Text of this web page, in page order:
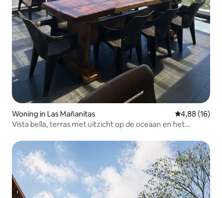
Woning in Las Mañanitas Gemiddelde
4,88 (16)
Vista bella, terras met uitzicht op de oceaan en het